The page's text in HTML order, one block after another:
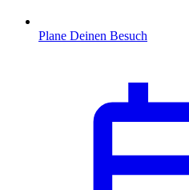
Plane Deinen Besuch